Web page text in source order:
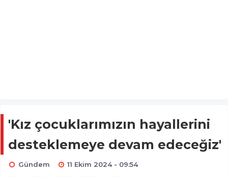
'Kız çocuklarımızın hayallerini
desteklemeye devam edeceğiz'
Gündem 11 Ekim 2024 - 09:54